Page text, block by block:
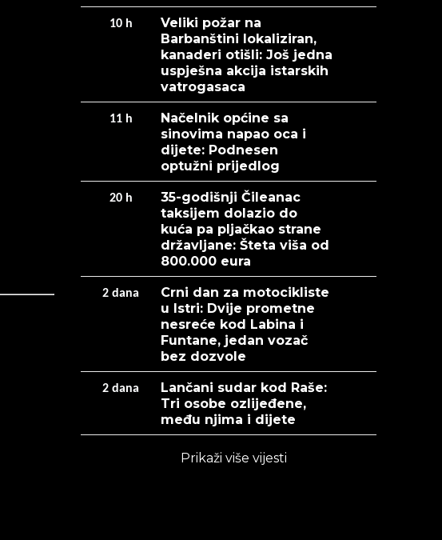
10 h
Veliki požar na
Barbanštini lokaliziran,
kanaderi otišli: Još jedna
uspješna akcija istarskih
vatrogasaca
11 h
Načelnik općine sa
sinovima napao oca i
dijete: Podnesen
optužni prijedlog
20 h
35-godišnji Čileanac
taksijem dolazio do
kuća pa pljačkao strane
državljane: Šteta viša od
800.000 eura
2 dana
Crni dan za motocikliste
u Istri: Dvije prometne
nesreće kod Labina i
Funtane, jedan vozač
bez dozvole
2 dana
Lančani sudar kod Raše:
Tri osobe ozlijeđene,
među njima i dijete
Prikaži više vijesti